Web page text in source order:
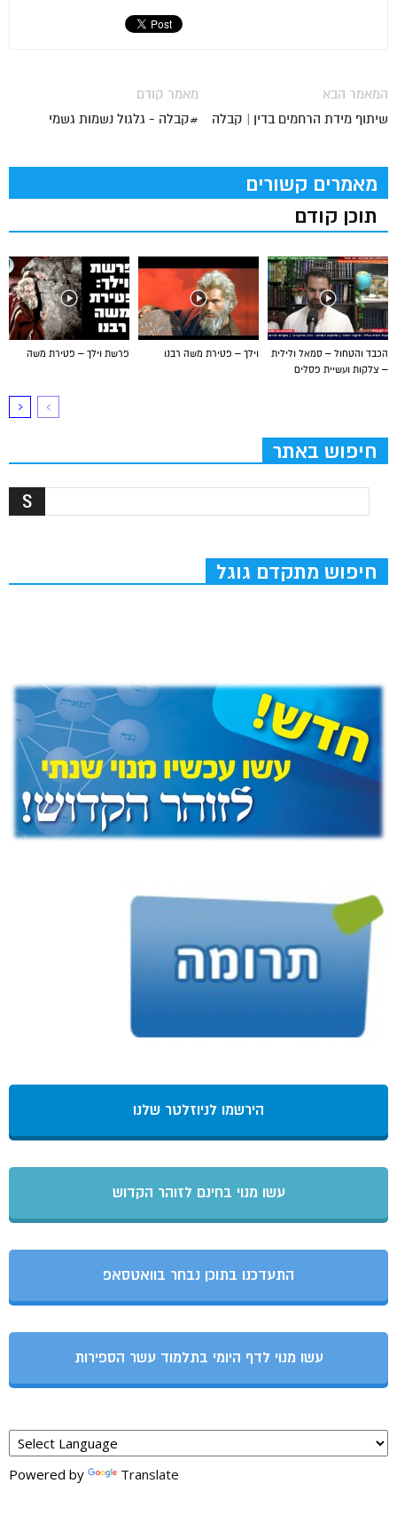
מאמר קודם
#קבלה - גלגול נשמות גשמי
המאמר הבא
שיתוף מידת הרחמים בדין | קבלה
מאמרים קשורים
תוכן קודם
פרשת וילך – פטירת משה וילך – פטירת משה רבנו
הכבד והטחול – סמאל ולילית
– צלקות ועשיית פסלים
חיפוש באתר
חיפוש מתקדם גוגל
הירשמו לניוזלטר שלנו
עשו מנוי בחינם לזוהר הקדוש
התעדכנו בתוכן נבחר בוואטסאפ
עשו מנוי לדף היומי בתלמוד עשר הספירות
Powered by Translate